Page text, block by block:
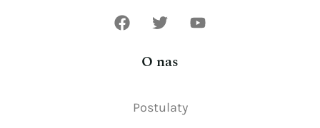
O nas
Postulaty